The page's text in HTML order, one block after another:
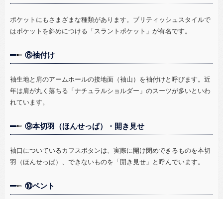
ポケットにもさまざまな種類があります。ブリティッシュスタイルで
はポケットを斜めにつける「スラントポケット」が有名です。
⑧袖付け
袖生地と肩のアームホールの接地面（袖山）を袖付けと呼びます。近
年は肩が丸く落ちる「ナチュラルショルダー」のスーツが多いといわ
れています。
⑨本切羽（ほんせっぱ）・開き見せ
袖口についているカフスボタンは、実際に開け閉めできるものを本切
羽（ほんせっぱ）、できないものを「開き見せ」と呼んでいます。
⑩ベント